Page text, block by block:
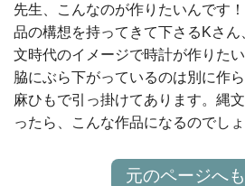
先生、こんなのが作りたいんです
品の構想を持ってきて下さるKさ
文時代のイメージで時計が作りた
脇にぶら下がっているのは別に作
麻ひもで引っ掛けてあります。縄
ったら、こんな作品になるのでしょ
元のページへ